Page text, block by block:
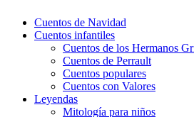
Cuentos de Navidad
Cuentos infantiles
Cuentos de los Hermanos
Cuentos de Perrault
Cuentos populares
Cuentos con Valores
Leyendas
Mitología para niños